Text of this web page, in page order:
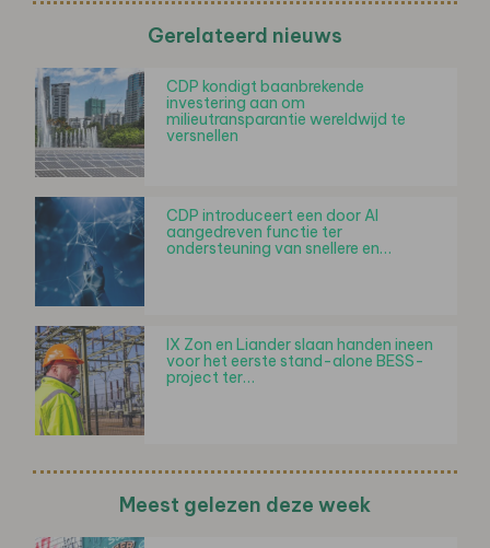
Gerelateerd nieuws
CDP kondigt baanbrekende
investering aan om
milieutransparantie wereldwijd te
versnellen
CDP introduceert een door AI
aangedreven functie ter
ondersteuning van snellere en…
IX Zon en Liander slaan handen ineen
voor het eerste stand-alone BESS-
project ter…
Meest gelezen deze week